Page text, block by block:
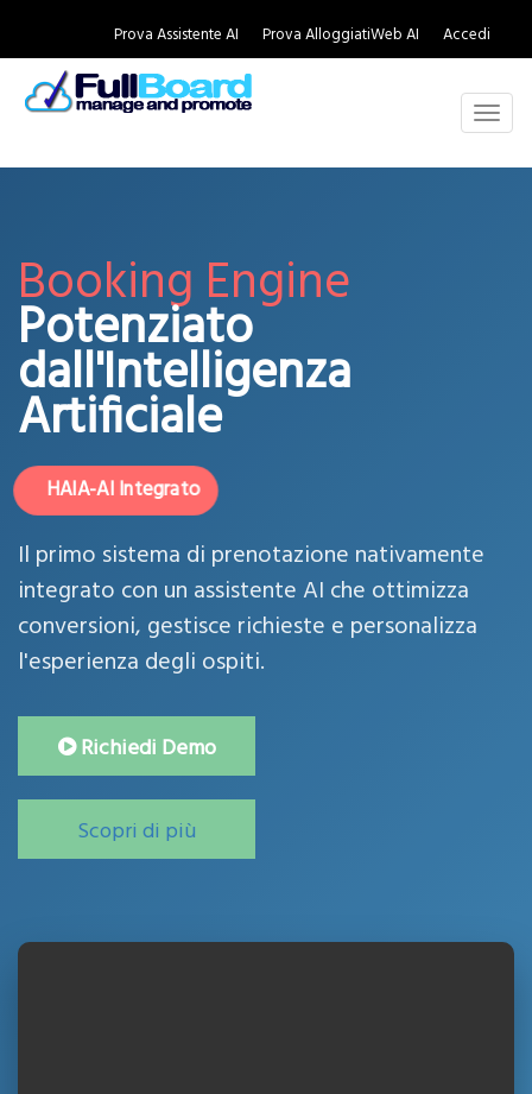
Prova Assistente AI Prova AlloggiatiWeb AI Accedi
Booking Engine
Potenziato
dall'Intelligenza
Artificiale
HAIA-AI Integrato
Il primo sistema di prenotazione nativamente
integrato con un assistente AI che ottimizza
conversioni, gestisce richieste e personalizza
l'esperienza degli ospiti.
Richiedi Demo
Scopri di più